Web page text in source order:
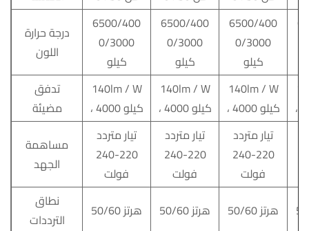
درجة حرارة
اللون
6500/400
0/3000
كيلو
6500/400
0/3000
كيلو
6500/400
0/3000
كيلو
تدفق
مضيئة
140lm / W
، 4000 كيلو
140lm / W
، 4000 كيلو
140lm / W
، 4000 كيلو
مساهمة
الجهد
تيار متردد
220-240
فولت
تيار متردد
220-240
فولت
تيار متردد
220-240
فولت
نطاق
الترددات
50/60 هرتز 50/60 هرتز
50/60 هرتز